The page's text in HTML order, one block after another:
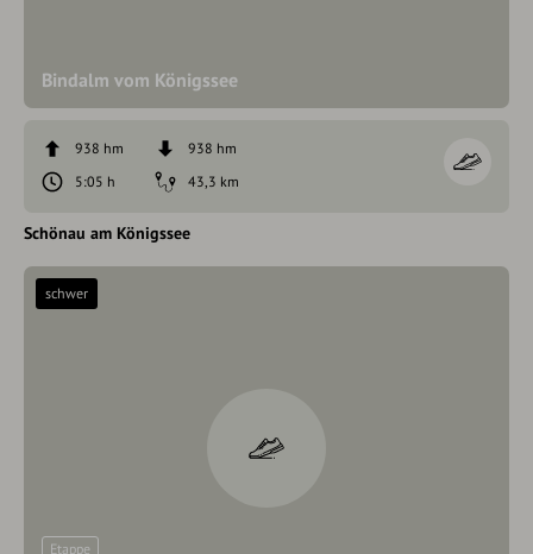
Bindalm vom Königssee
938 hm
938 hm
5:05 h
43,3 km
Schönau am Königssee
Etappe
schwer